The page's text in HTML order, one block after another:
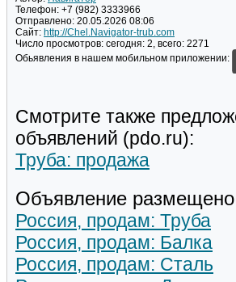
Телефон: +7 (982) 3333966
Отправлено: 20.05.2026 08:06
Сайт: http://Chel.Navigator-trub.com
Число просмотров: сегодня: 2, всего: 2271
Обьявления в нашем мобильном приложении:
Смотрите также
объявлений (pdo.ru):
Труба: продажа
Объявление размещено
Россия, продам: Труба
Россия, продам: Балка
Россия, продам: Сталь